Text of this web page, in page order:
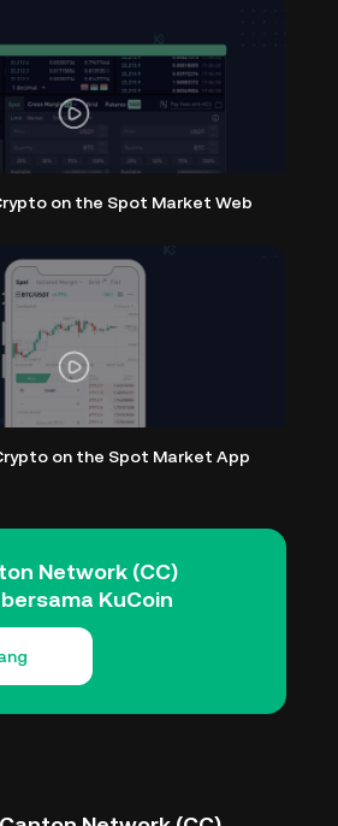
on the Spot Market Web
on the Spot Market App
Network (CC)
KuCoin